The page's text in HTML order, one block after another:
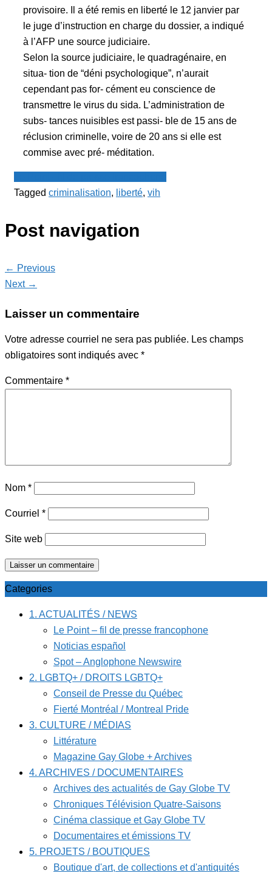
provisoire. Il a été remis en liberté le 12 janvier par
le juge d’instruction en charge du dossier, a indiqué
à l’AFP une source judiciaire.
Selon la source judiciaire, le quadragénaire, en
situa- tion de “déni psychologique”, n’aurait
cependant pas for- cément eu conscience de
transmettre le virus du sida. L’administration de
subs- tances nuisibles est passi- ble de 15 ans de
réclusion criminelle, voire de 20 ans si elle est
commise avec pré- méditation.
Tagged criminalisation, liberté, vih
Post navigation
← Previous
Next →
Laisser un commentaire
Votre adresse courriel ne sera pas publiée. Les champs
obligatoires sont indiqués avec *
Commentaire *
Nom *
Courriel *
Site web
Categories
1. ACTUALITÉS / NEWS
Le Point – fil de presse francophone
Noticias español
Spot – Anglophone Newswire
2. LGBTQ+ / DROITS LGBTQ+
Conseil de Presse du Québec
Fierté Montréal / Montreal Pride
3. CULTURE / MÉDIAS
Littérature
Magazine Gay Globe + Archives
4. ARCHIVES / DOCUMENTAIRES
Archives des actualités de Gay Globe TV
Chroniques Télévision Quatre-Saisons
Cinéma classique et Gay Globe TV
Documentaires et émissions TV
5. PROJETS / BOUTIQUES
Boutique d'art, de collections et d'antiquités